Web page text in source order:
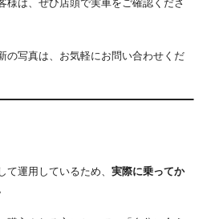
様は、ぜひ店頭で実車をご確認くださ
の写真は、お気軽にお問い合わせくだ
運用しているため、 実際に乗ってか